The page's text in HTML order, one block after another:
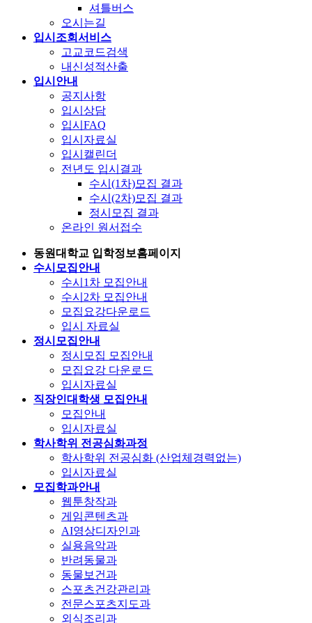
셔틀버스
오시는길
입시조회서비스
고교코드검색
내신성적산출
입시안내
공지사항
입시상담
입시FAQ
입시자료실
입시캘린더
전년도 입시결과
수시(1차)모집 결과
수시(2차)모집 결과
정시모집 결과
온라인 원서접수
동원대학교 입학정보홈페이지
수시모집안내
수시1차 모집안내
수시2차 모집안내
모집요강다운로드
입시 자료실
정시모집안내
정시모집 모집안내
모집요강 다운로드
입시자료실
직장인대학생 모집안내
모집안내
입시자료실
학사학위 전공심화과정
학사학위 전공심화 (산업체경력없는)
입시자료실
모집학과안내
웹툰창작과
게임콘텐츠과
AI영상디자인과
실용음악과
반려동물과
동물보건과
스포츠건강관리과
전문스포츠지도과
외식조리과